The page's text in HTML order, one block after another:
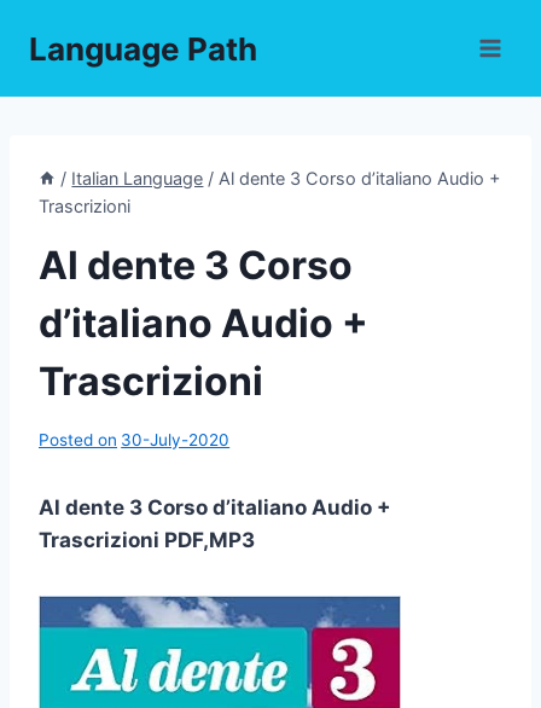
Language Path
/ Italian Language / Al dente 3 Corso d’italiano Audio +
Trascrizioni
Al dente 3 Corso
d’italiano Audio +
Trascrizioni
Posted on 30-July-2020
Al dente 3 Corso d’italiano Audio +
Trascrizioni PDF,MP3